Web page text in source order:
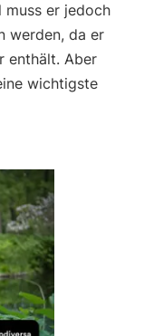
er jedoch
werden, da er
enthält. Aber
wichtigste